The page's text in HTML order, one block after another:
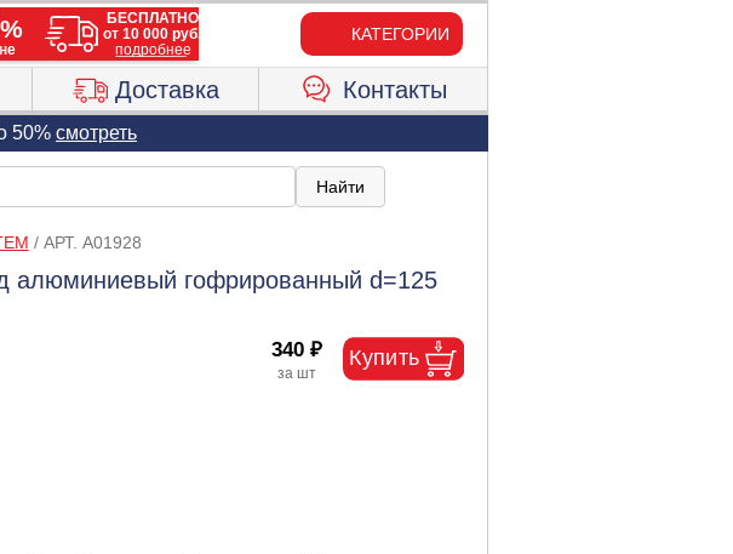
КАТЕГОРИИ
Доставка Контакты
50% смотреть
/ АРТ. A01928
алюминиевый гофрированный d=125
340 ₽